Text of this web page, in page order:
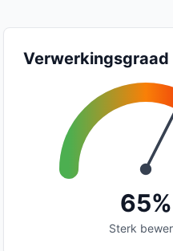
Verwerkingsgraad
65%
Sterk